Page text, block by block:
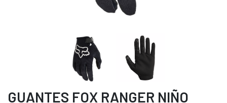
GUANTES FOX RANGER NIÑO